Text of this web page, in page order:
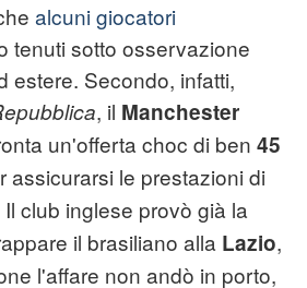
alcuni giocatori
tenuti sotto osservazione
estere. Secondo, infatti,
, il Manchester
un'offerta choc di ben 45
assicurarsi le prestazioni di
Il club inglese provò già la
il brasiliano alla Lazio,
l'affare non andò in porto,